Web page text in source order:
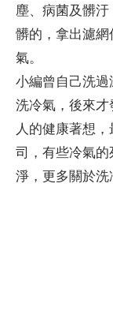
塵、病菌及髒
髒的，拿出濾
氣。
小編曾自己洗
洗冷氣，後來
人的健康著想
司，有些冷氣
淨，更多關於洗